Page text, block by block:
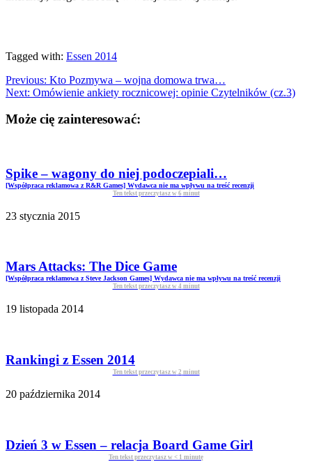
Tagged with: Essen 2014
Previous: Kto Pozmywa – wojna domowa trwa…
Next: Omówienie ankiety rocznicowej: opinie Czytelników (cz.3)
Może cię zainteresować:
Spike – wagony do niej podoczepiali…
[Współpraca reklamowa z R&R Games] Wydawca nie ma wpływu na treść recenzji
Ten tekst przeczytasz w 6 minut
23 stycznia 2015
Mars Attacks: The Dice Game
[Współpraca reklamowa z Steve Jackson Games] Wydawca nie ma wpływu na treść recenzji
Ten tekst przeczytasz w 4 minut
19 listopada 2014
Rankingi z Essen 2014
Ten tekst przeczytasz w 2 minut
20 października 2014
Dzień 3 w Essen – relacja Board Game Girl
Ten tekst przeczytasz w < 1 minutę